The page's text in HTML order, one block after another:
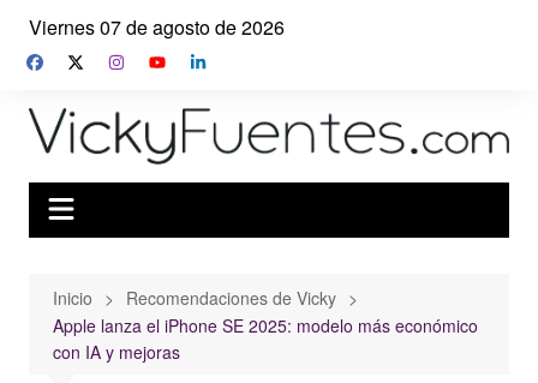
Saltar
contenido
Viernes 07 de agosto de 2026
Inicio
Recomendaciones de Vicky
Apple lanza el iPhone SE 2025: modelo más económico
con IA y mejoras